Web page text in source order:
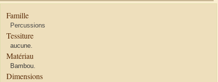
Famille
Percussions
Tessiture
aucune.
Matériau
Bambou.
Dimensions